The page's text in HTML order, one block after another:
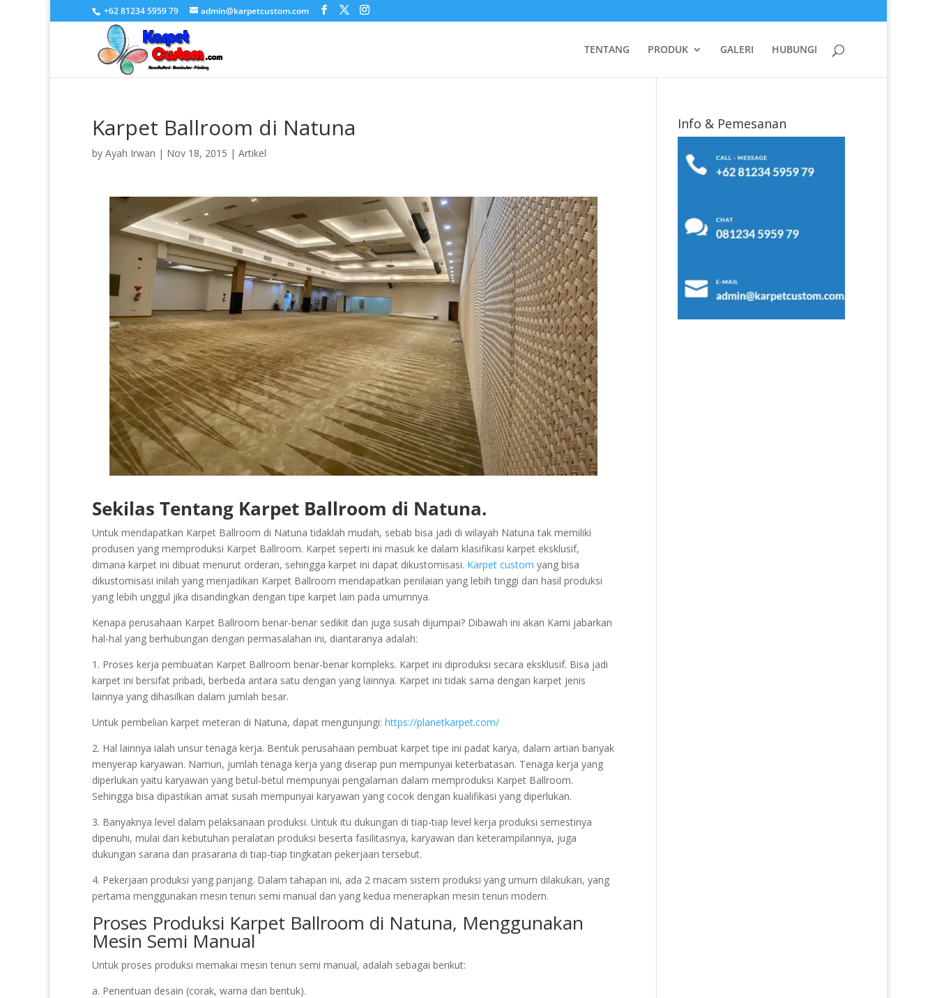
+62 81234 5959 79 admin@karpetcustom.com
TENTANG PRODUK GALERI HUBUNGI
Karpet Ballroom di Natuna
by Ayah Irwan | Nov 18, 2015 | Artikel
Sekilas Tentang Karpet Ballroom di Natuna.
Untuk mendapatkan Karpet Ballroom di Natuna tidaklah mudah, sebab bisa jadi di wilayah Natuna tak memiliki
produsen yang memproduksi Karpet Ballroom. Karpet seperti ini masuk ke dalam klasifikasi karpet eksklusif,
dimana karpet ini dibuat menurut orderan, sehingga karpet ini dapat dikustomisasi. Karpet custom yang bisa
dikustomisasi inilah yang menjadikan Karpet Ballroom mendapatkan penilaian yang lebih tinggi dan hasil produksi
yang lebih unggul jika disandingkan dengan tipe karpet lain pada umumnya.
Kenapa perusahaan Karpet Ballroom benar-benar sedikit dan juga susah dijumpai? Dibawah ini akan Kami jabarkan
hal-hal yang berhubungan dengan permasalahan ini, diantaranya adalah:
1. Proses kerja pembuatan Karpet Ballroom benar-benar kompleks. Karpet ini diproduksi secara eksklusif. Bisa jadi
karpet ini bersifat pribadi, berbeda antara satu dengan yang lainnya. Karpet ini tidak sama dengan karpet jenis
lainnya yang dihasilkan dalam jumlah besar.
Untuk pembelian karpet meteran di Natuna, dapat mengunjungi: https://planetkarpet.com/
2. Hal lainnya ialah unsur tenaga kerja. Bentuk perusahaan pembuat karpet tipe ini padat karya, dalam artian banyak
menyerap karyawan. Namun, jumlah tenaga kerja yang diserap pun mempunyai keterbatasan. Tenaga kerja yang
diperlukan yaitu karyawan yang betul-betul mempunyai pengalaman dalam memproduksi Karpet Ballroom.
Sehingga bisa dipastikan amat susah mempunyai karyawan yang cocok dengan kualifikasi yang diperlukan.
3. Banyaknya level dalam pelaksanaan produksi. Untuk itu dukungan di tiap-tiap level kerja produksi semestinya
dipenuhi, mulai dari kebutuhan peralatan produksi beserta fasilitasnya, karyawan dan keterampilannya, juga
dukungan sarana dan prasarana di tiap-tiap tingkatan pekerjaan tersebut.
4. Pekerjaan produksi yang panjang. Dalam tahapan ini, ada 2 macam sistem produksi yang umum dilakukan, yang
pertama menggunakan mesin tenun semi manual dan yang kedua menerapkan mesin tenun modern.
Proses Produksi Karpet Ballroom di Natuna, Menggunakan
Mesin Semi Manual
Untuk proses produksi memakai mesin tenun semi manual, adalah sebagai berikut:
a. Penentuan desain (corak, warna dan bentuk).
Info & Pemesanan